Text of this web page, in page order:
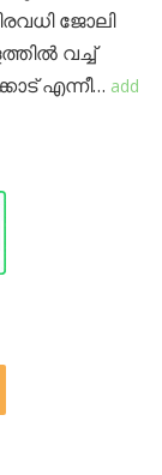
ജോലി
വച്ച്
എന്നീ… add